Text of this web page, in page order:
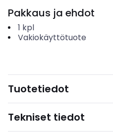
Pakkaus ja ehdot
1 kpl
Vakiokäyttötuote
Tuotetiedot
Tekniset tiedot